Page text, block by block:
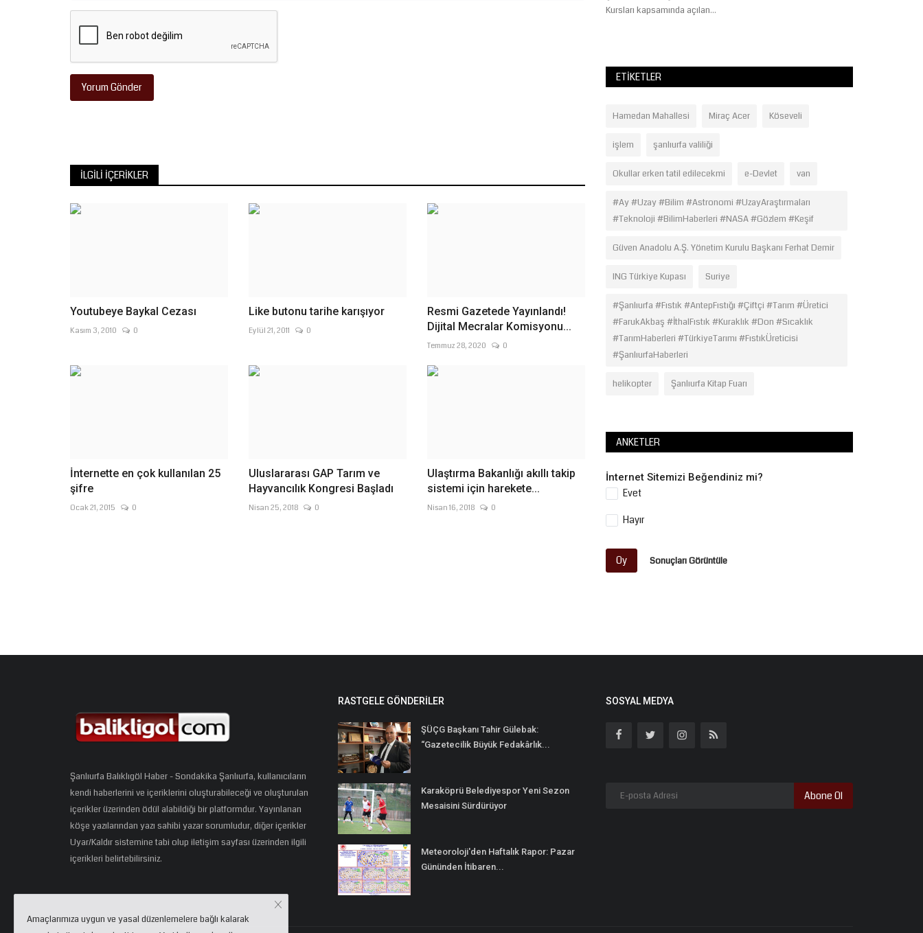
Yorum Gönder
İLGILI İÇERIKLER
Youtubeye Baykal Cezası
Kasım 3, 2010 0
Like butonu tarihe karışıyor
Eylül 21, 2011 0
Resmi Gazetede Yayınlandı! ​​​​​​​
Dijital Mecralar Komisyonu...
Temmuz 28, 2020 0
İnternette en çok kullanılan 25
şifre
Ocak 21, 2015 0
Uluslararası GAP Tarım ve
Hayvancılık Kongresi Başladı
Nisan 25, 2018 0
Ulaştırma Bakanlığı akıllı takip
sistemi için harekete...
Nisan 16, 2018 0
bağlayan 29 kilometrelik...
Kursları kapsamında açılan...
ETIKETLER
Hamedan Mahallesi Miraç Acer Köseveli
işlem şanlıurfa valiliği
Okullar erken tatil edilecekmi e-Devlet van
#Ay #Uzay #Bilim #Astronomi #UzayAraştırmaları
#Teknoloji #BilimHaberleri #NASA #Gözlem #Keşif
Güven Anadolu A.Ş. Yönetim Kurulu Başkanı Ferhat Demir
ING Türkiye Kupası Suriye
#Şanlıurfa #Fıstık #AntepFıstığı #Çiftçi #Tarım #Üretici
#FarukAkbaş #İthalFıstık #Kuraklık #Don #Sıcaklık
#TarımHaberleri #TürkiyeTarımı #FıstıkÜreticisi
#ŞanlıurfaHaberleri
helikopter Şanlıurfa Kitap Fuarı
ANKETLER
İnternet Sitemizi Beğendiniz mi?
Evet
Hayır
Oy Sonuçları Görüntüle
Şanlıurfa Balıklıgöl Haber - Sondakika Şanlıurfa, kullanıcıların
kendi haberlerini ve içeriklerini oluşturabileceği ve oluşturulan
içerikler üzerinden ödül alabildiği bir platformdur. Yayınlanan
köşe yazılarından yazı sahibi yazar sorumludur, diğer içerikler
Uyar/Kaldır sistemine tabi olup iletişim sayfası üzerinden ilgili
içerikleri belirtebilirsiniz.
RASTGELE GÖNDERILER
ŞÜÇG Başkanı Tahir Gülebak:
“Gazetecilik Büyük Fedakârlık...
Karaköprü Belediyespor Yeni Sezon
Mesaisini Sürdürüyor
Meteoroloji'den Haftalık Rapor: Pazar
Gününden İtibaren...
SOSYAL MEDYA
Abone Ol
Amaçlarımıza uygun ve yasal düzenlemelere bağlı kalarak